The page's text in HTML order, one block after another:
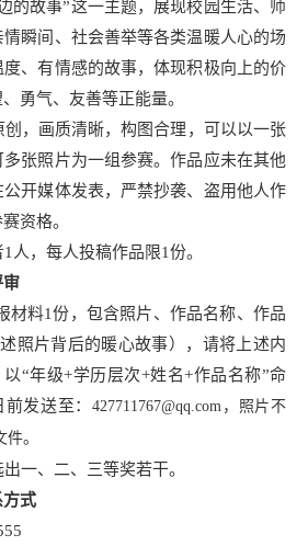
的故事”这一主题，展现校园生活、师
瞬间、社会善举等各类温暖人心的场
、有情感的故事，体现积极向上的价
勇气、友善等正能量。
创，画质清晰，构图合理，可以以一张
张照片为一组参赛。作品应未在其他
开媒体发表，严禁抄袭、盗用他人作
资格。
人，每人投稿作品限1份。
审
材料1份，包含照片、作品名称、作品
照片背后的暖心故事），请将上述内
“年级+学历层次+姓名+作品名称”命
前发送至：427711767@qq.com， 照片不
。
一、二、三等奖若干。
方式